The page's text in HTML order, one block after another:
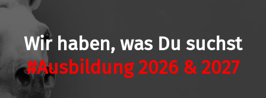
Wir haben, was Du suchst
#Ausbildung 2026 & 2027